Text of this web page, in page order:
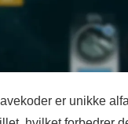
er unikke